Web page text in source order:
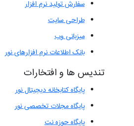
سفارش تولید نرم افزار
طراحی سایت
میزبانی وب
بانک اطلاعات نرم افزارهای نور
تندیس ها و افتخارات
پایگاه کتابخانه دیجیتال نور
پایگاه مجلات تخصصی نور
پایگاه حوزه نت